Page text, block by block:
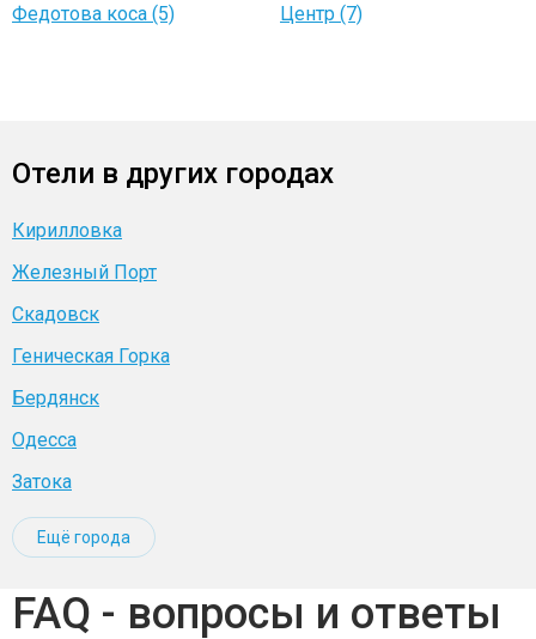
Федотова коса (5) Центр (7)
Отели в других городах
Кирилловка
Железный Порт
Скадовск
Геническая Горка
Бердянск
Одесса
Затока
Ещё города
FAQ - вопросы и ответы